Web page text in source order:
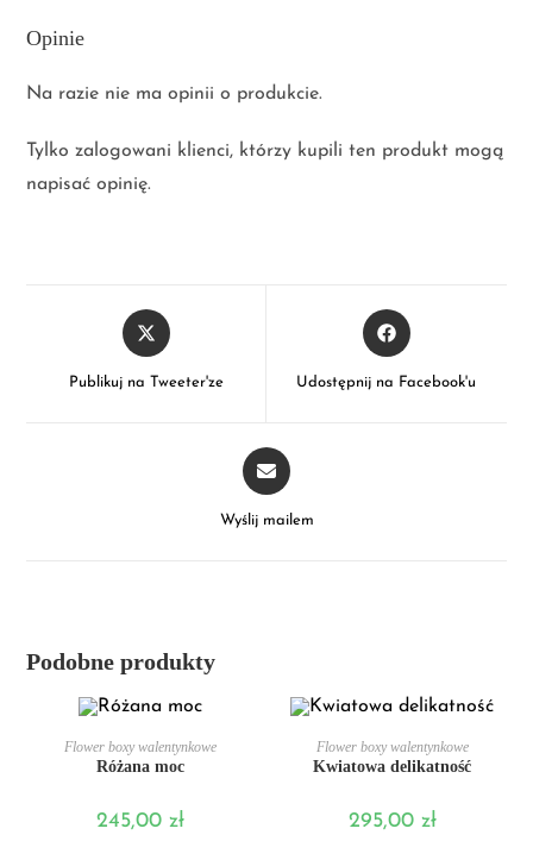
Opinie
Na razie nie ma opinii o produkcie.
Tylko zalogowani klienci, którzy kupili ten produkt mogą
napisać opinię.
Publikuj na Tweeter'ze Udostępnij na Facebook'u
Wyślij mailem
Podobne produkty
DODAJ DO KOSZYKA
Flower boxy walentynkowe
Różana moc
245,00zł
DODAJ DO KOSZYKA
Flower boxy walentynkowe
Kwiatowa delikatność
295,00 zł